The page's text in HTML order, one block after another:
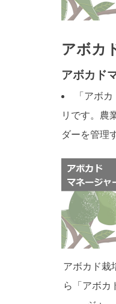
アボカ
アボカド
「アボ
リです。農
ダーを管理
アボカド栽
ら「アボカ